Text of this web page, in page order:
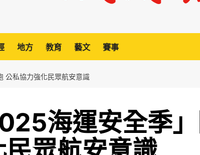
地方 教育 藝文 賽事
公私協力強化民眾航安意識
海運安全季